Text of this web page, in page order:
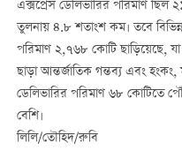
এক্সপ্রেস ডেলিভারির পরিমাণ
তুলনায় ৪.৮ শতাংশ কম। তবে
পরিমাণ ২,৭৬৮ কোটি ছাড়িয়েছে,
ছাড়া আন্তর্জাতিক গন্তব্য এবং
ডেলিভারির পরিমাণ ৬৮ কোটিতে
বেশি।
লিলি/তৌহিদ/রুবি